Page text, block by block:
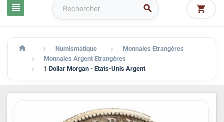
  
  Numismatique  Monnaies Etrangères
 Monnaies Argent Etrangères
 1 Dollar Morgan - Etats-Unis Argent